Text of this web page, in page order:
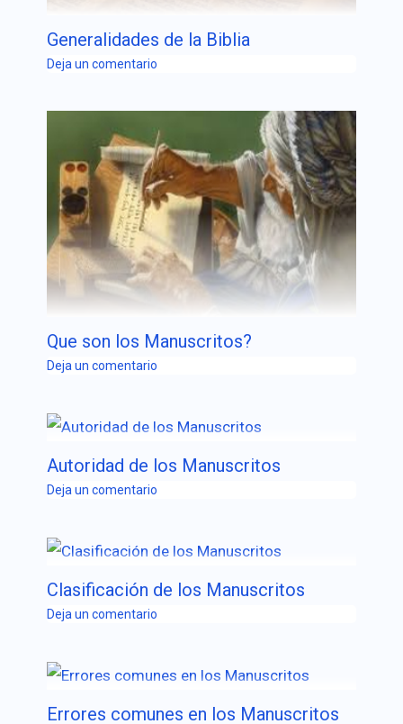
Generalidades de la Biblia
Deja un comentario
Que son los Manuscritos?
Deja un comentario
Autoridad de los Manuscritos
Deja un comentario
Clasificación de los Manuscritos
Deja un comentario
Errores comunes en los Manuscritos